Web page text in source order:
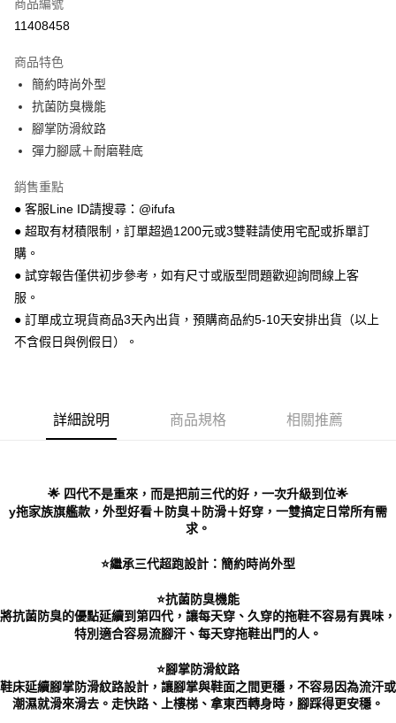
Apple Pay
悠遊付
Google Pay
全盈+PAY
相關說明
【關於「AFTEE先享後付」】
AFTEE先享後付是「在收到商品之後才付款」的支付方式。 讓您購物簡單
１．簡單：不需註冊會員、不需綁卡、不需儲值。
２．便利：只要手機號碼，簡訊認證，即可結帳。
３．安心：先確認商品／服務後，再付款。
【「AFTEE先享後付」結帳流程】
１．於結帳方式選擇「AFTEE先享後付」後，將跳轉至「AFTEE先享後付」
※ 請注意：結帳手續完成當下不需立刻繳費，但若您需要取消訂單，請聯絡
客戶支援中心」https://netprotections.freshdesk.com/support/home
易，需依本服務之必要範圍內提供個人資料，並將交易相關給付款項請求債
２．關於個人資料處理事宜，請瀏覽以下網址：
https://aftee.tw/terms/#terms3
３．未成年的使用者請事先徵得法定代理人或監護人之同意方可使用
「AFTEE先享後付」，若未經同意申辦者引起之損失，本公司不負相關責
４．使用「AFTEE先享後付」時，將依據個別帳號之用戶狀況，依本公司即
時審查核予不同之上限額度；若仍有額度不足之情形，本公司將視審查結果
請求用戶進行身份認證。
ATM付款
運送方式
全家 取貨付款
每筆NT$70，滿NT$999(含以上)免運費
付款後 全家取貨
每筆NT$70，滿NT$999(含以上)免運費
新竹物流宅配
商品編號
11408458
商品特色
簡約時尚外型
抗菌防臭機能
腳掌防滑紋路
彈力腳感＋耐磨鞋底
銷售重點
● 客服Line ID請搜尋：@ifufa
● 超取有材積限制，訂單超過1200元或3雙鞋請使用宅配或拆單訂
購。
● 試穿報告僅供初步參考，如有尺寸或版型問題歡迎詢問線上客
服。
● 訂單成立現貨商品3天內出貨，預購商品約5-10天安排出貨（以上
不含假日與例假日）。
詳細說明 商品規格 相關推薦
🌟 四代不是重來，而是把前三代的好，一次升級到位🌟
y拖家族旗艦款，外型好看＋防臭＋防滑＋好穿，一雙搞定日常所有需
求。
⭐️繼承三代超跑設計：簡約時尚外型
⭐️抗菌防臭機能
將抗菌防臭的優點延續到第四代，讓每天穿、久穿的拖鞋不容易有異味，
特別適合容易流腳汗、每天穿拖鞋出門的人。
⭐️腳掌防滑紋路
鞋床延續腳掌防滑紋路設計，讓腳掌與鞋面之間更穩，不容易因為流汗或
潮濕就滑來滑去。走快路、上樓梯、拿東西轉身時，腳踩得更安穩。